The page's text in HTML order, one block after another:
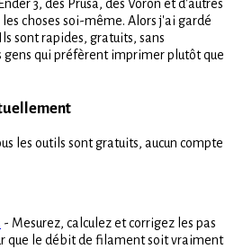
3, des Prusa, des Voron et d'autres
choses soi-même. Alors j'ai gardé
sont rapides, gratuits, sans
gens qui préfèrent imprimer plutôt que
les outils sont gratuits, aucun compte
- Mesurez, calculez et corrigez les pas
que le débit de filament soit vraiment